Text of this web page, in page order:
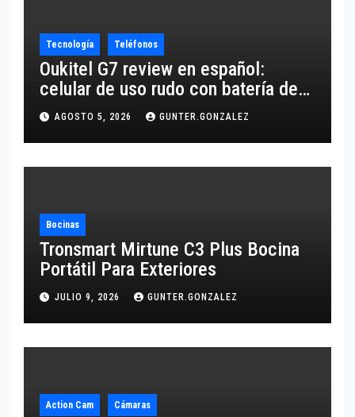
Tecnología Teléfonos
Oukitel G7 review en español:
celular de uso rudo con batería de
10,600 mAh
AGOSTO 5, 2026 GUNTER.GONZALEZ
Bocinas
Tronsmart Mirtune C3 Plus Bocina
Portátil Para Exteriores
JULIO 9, 2026 GUNTER.GONZALEZ
Action Cam Cámaras